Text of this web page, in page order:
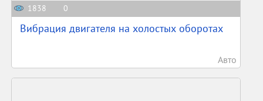
1838 0
Вибрация двигателя на холостых оборотах
Авто